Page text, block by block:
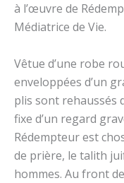
à l’œuvre de
Médiatrice de Vie.
Vêtue d’une robe
enveloppées d’un
plis sont rehaussés
fixe d’un regard
Rédempteur est
de prière, le talith
hommes. Au front